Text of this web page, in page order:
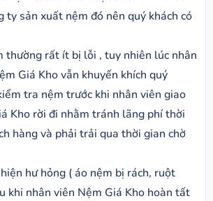
ty sản xuất nệm đó nên quý khách có
thường rất ít bị lỗi , tuy nhiên lúc nhân
Giá Kho vẫn khuyến khích quý
tra nệm trước khi nhân viên giao
Kho rời đi nhằm tránh lãng phí thời
hàng và phải trải qua thời gian chờ
hư hỏng ( áo nệm bị rách, ruột
khi nhân viên Nệm Giá Kho hoàn tất